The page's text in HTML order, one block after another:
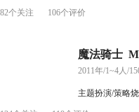
82个关注 106个评价
魔法骑士
2011年/1~4人/
主题扮演/策略